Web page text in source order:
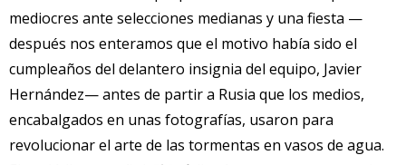
mediocres ante selecciones medianas y una fiesta —
después nos enteramos que el motivo había sido el
cumpleaños del delantero insignia del equipo, Javier
Hernández— antes de partir a Rusia que los medios,
encabalgados en unas fotografías, usaron para
revolucionar el arte de las tormentas en vasos de agua.